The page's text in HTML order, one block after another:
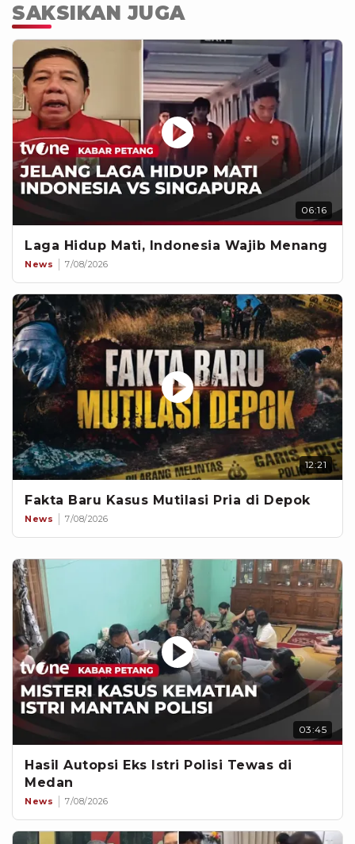
SAKSIKAN JUGA
06:16
Laga Hidup Mati, Indonesia Wajib Menang
News 7/08/2026
12:21
Fakta Baru Kasus Mutilasi Pria di Depok
News 7/08/2026
03:45
Hasil Autopsi Eks Istri Polisi Tewas di
Medan
News 7/08/2026